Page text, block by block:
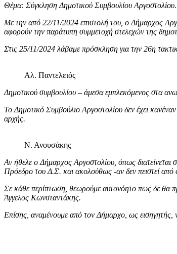
Θέμα: Σύγκληση Δημοτικού Συμβουλίου Αργοστολίου.
Με την από 22/11/2024 επιστολή του, ο Δήμαρχος
αφορούν την παράτυπη συμμετοχή στελεχών της
Στις 25/11/2024 λάβαμε πρόσκληση για την 26η
Αλ. Παντελειός
Δημοτικού συμβουλίου – άμεσα εμπλεκόμενος στα
Το Δημοτικό Συμβούλιο Αργοστολίου δεν έχει
αρχής.
Ν. Ανουσάκης
Αν ήθελε ο Δήμαρχος Αργοστολίου, όπως διατείνεται
Πρόεδρο του Δ.Σ. και ακολούθως -αν δεν πειστεί από
Σε κάθε περίπτωση, θεωρούμε αυτονόητο πως δε θα
Άγγελος Κωνσταντάκης.
Επίσης, αναμένουμε από τον Δήμαρχο, ως